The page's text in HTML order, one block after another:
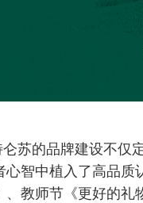
苏的品牌建设不
智中植入了高品
教师节《更好的